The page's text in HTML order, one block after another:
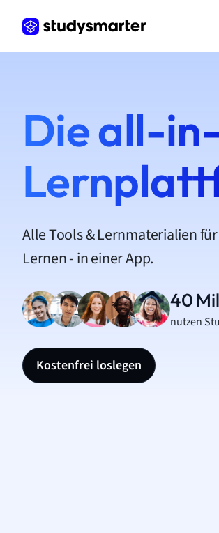
Die all-
Alle Tools & Lernmaterialien
Lernen - in einer App.
40
nutzen
Kostenfrei loslegen